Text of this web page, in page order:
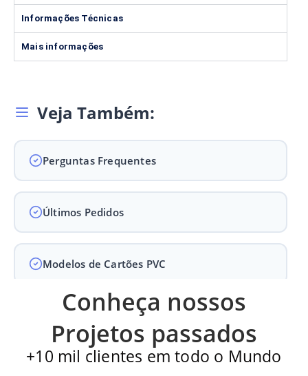
Informações Técnicas
Mais informações
Veja Também:
Perguntas Frequentes
Últimos Pedidos
Modelos de Cartões PVC
Carteirinha de Igreja
Cartão PVC
Conheça nossos
Projetos passados
+10 mil clientes em todo o Mundo